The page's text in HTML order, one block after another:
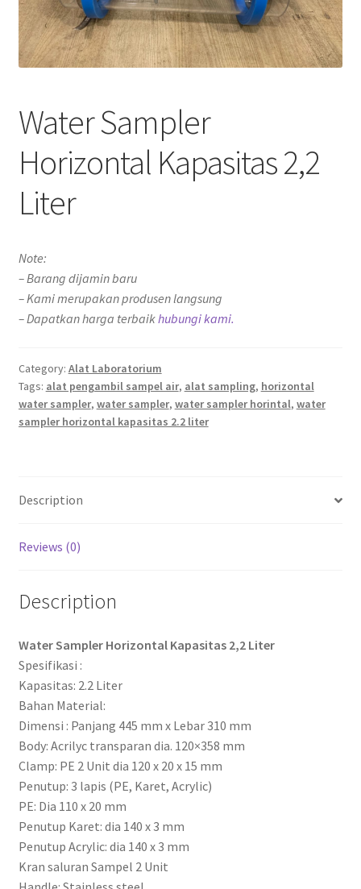
Water Sampler
Horizontal Kapasitas 2,2
Liter
Note:
– Barang dijamin baru
– Kami merupakan produsen langsung
– Dapatkan harga terbaikhubungi kami.
Category: Alat Laboratorium
Tags: alat pengambil sampel air, alat sampling, horizontal
water sampler, water sampler, water sampler horintal, water
sampler horizontal kapasitas 2.2 liter
Description
Reviews (0)
Description
Water Sampler Horizontal Kapasitas 2,2 Liter
Spesifikasi :
Kapasitas: 2.2 Liter
Bahan Material:
Dimensi : Panjang 445 mm x Lebar 310 mm
Body: Acrilyc transparan dia. 120×358 mm
Clamp: PE 2 Unit dia 120 x 20 x 15 mm
Penutup: 3 lapis (PE, Karet, Acrylic)
PE: Dia 110 x 20 mm
Penutup Karet: dia 140 x 3 mm
Penutup Acrylic: dia 140 x 3 mm
Kran saluran Sampel 2 Unit